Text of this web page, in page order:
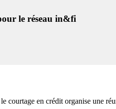
le réseau in&fi
le courtage en crédit organise une